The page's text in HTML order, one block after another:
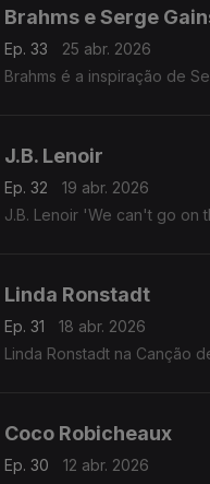
Brahms e Serge
Ep. 33
25 abr. 2026
Brahms é a inspiração de
J.B. Lenoir
Ep. 32
19 abr. 2026
J.B. Lenoir 'We can't go on
Linda Ronstadt
Ep. 31
18 abr. 2026
Linda Ronstadt na Canção
Coco Robicheaux
Ep. 30
12 abr. 2026